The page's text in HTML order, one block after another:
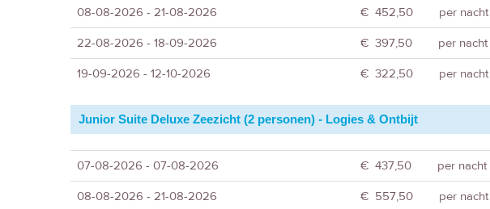
08-08-2026 - 21-08-2026
€ 452,50
per nacht
22-08-2026 - 18-09-2026
€ 397,50
per nacht
19-09-2026 - 12-10-2026
€ 322,50 per nacht
Junior Suite Deluxe Zeezicht (2 personen) - Logies & Ontbijt
07-08-2026 - 07-08-2026 € 437,50
per nacht
08-08-2026 - 21-08-2026
€ 557,50
per nacht